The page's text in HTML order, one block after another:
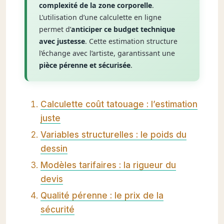
complexité de la zone corporelle.
L’utilisation d’une calculette en ligne
permet d’anticiper ce budget technique
avec justesse. Cette estimation structure
l’échange avec l’artiste, garantissant une
pièce pérenne et sécurisée.
Calculette coût tatouage : l’estimation
juste
Variables structurelles : le poids du
dessin
Modèles tarifaires : la rigueur du
devis
Qualité pérenne : le prix de la
sécurité